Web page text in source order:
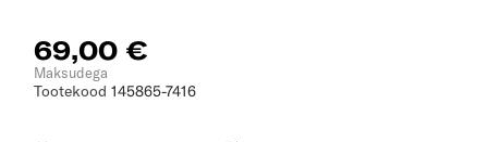
69,00 €
Maksudega
Tootekood 145865-7416